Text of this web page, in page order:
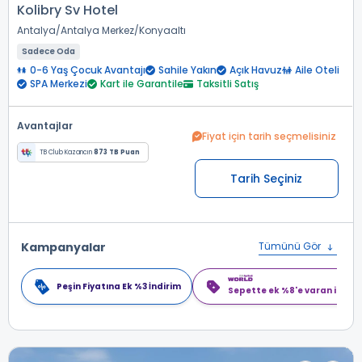
Kolibry Sv Hotel
Antalya Antalya Merkez Konyaaltı
Sadece Oda
0-6 Yaş Çocuk Avantajı Sahile Yakın Açık Havuz
Aile Oteli
SPA Merkezi
Kart ile Garantile Taksitli Satış
Avantajlar
TB Club Kazancın873 TB Puan
Fiyat için tarih seçmelisiniz
Tarih Seçiniz
Kampanyalar Tümünü Gör
Peşin Fiyatına Ek %3 İndirim Sepette ek %8'e varan